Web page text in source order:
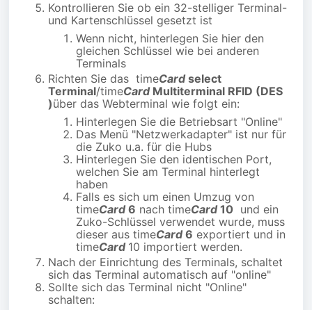
Kontrollieren Sie ob ein 32-stelliger Terminal-
und Kartenschlüssel gesetzt ist
Wenn nicht, hinterlegen Sie hier den
gleichen Schlüssel wie bei anderen
Terminals
Richten Sie das timeCardselect
Terminal/timeCardMultiterminal RFID (DES
)über das Webterminal wie folgt ein:
Hinterlegen Sie die Betriebsart "Online"
Das Menü "Netzwerkadapter" ist nur für
die Zuko u.a. für die Hubs
Hinterlegen Sie den identischen Port,
welchen Sie am Terminal hinterlegt
haben
Falls es sich um einen Umzug von
timeCard6 nach timeCard10 und ein
Zuko-Schlüssel verwendet wurde, muss
dieser aus timeCard6 exportiert und in
timeCard 10 importiert werden.
Nach der Einrichtung des Terminals, schaltet
sich das Terminal automatisch auf "online"
Sollte sich das Terminal nicht "Online"
schalten: